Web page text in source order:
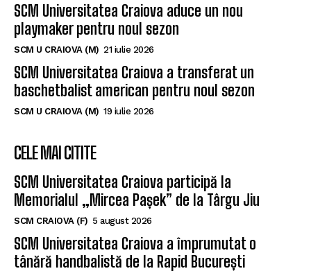
SCM Universitatea Craiova aduce un nou
playmaker pentru noul sezon
SCM U CRAIOVA (M) 21 iulie 2026
SCM Universitatea Craiova a transferat un
baschetbalist american pentru noul sezon
SCM U CRAIOVA (M) 19 iulie 2026
CELE MAI CITITE
SCM Universitatea Craiova participă la
Memorialul „Mircea Pașek” de la Târgu Jiu
SCM CRAIOVA (F) 5 august 2026
SCM Universitatea Craiova a împrumutat o
tânără handbalistă de la Rapid București